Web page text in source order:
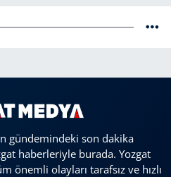
gündemindeki son dakika
haberleriyle burada. Yozgat
önemli olayları tarafsız ve hızlı